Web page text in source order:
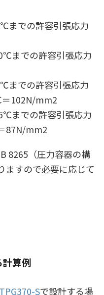
までの許容引張応力
までの許容引張応力
までの許容引張応力
102N/mm2
までの許容引張応力
87N/mm2
8265（圧力容器の構
ますので必要に応じて
計算例
Sで設計する場